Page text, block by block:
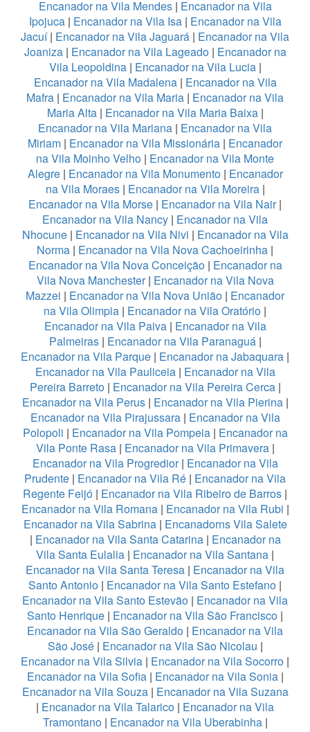
Encanador na Vila Mendes| Encanador na Vila
Ipojuca| Encanador na Vila Isa| Encanador na Vila
Jacuí| Encanador na Vila Jaguará | Encanador na Vila
Joaniza| Encanador na Vila Lageado| Encanador na
Vila Leopoldina| Encanador na Vila Lucia|
Encanador na Vila Madalena| Encanador na Vila
Mafra | Encanador na Vila Maria | Encanador na Vila
Maria Alta| Encanador na Vila Maria Baixa|
Encanador na Vila Mariana | Encanador na Vila
Miriam | Encanador na Vila Missionária | Encanador
na Vila Moinho Velho | Encanador na Vila Monte
Alegre| Encanador na Vila Monumento| Encanador
na Vila Moraes| Encanador na Vila Moreira|
Encanador na Vila Morse | Encanador na Vila Nair|
Encanador na Vila Nancy | Encanador na Vila
Nhocune| Encanador na Vila Nivi | Encanador na Vila
Norma | Encanador na Vila Nova Cachoeirinha |
Encanador na Vila Nova Conceição| Encanador na
Vila Nova Manchester| Encanador na Vila Nova
Mazzei | Encanador na Vila Nova União | Encanador
na Vila Olimpia | Encanador na Vila Oratório |
Encanador na Vila Paiva| Encanador na Vila
Palmeiras| Encanador na Vila Paranaguá|
Encanador na Vila Parque | Encanador na Jabaquara |
Encanador na Vila Pauliceia| Encanador na Vila
Pereira Barreto| Encanador na Vila Pereira Cerca|
Encanador na Vila Perus| Encanador na Vila Pierina|
Encanador na Vila Pirajussara| Encanador na Vila
Polopoli | Encanador na Vila Pompeia| Encanador na
Vila Ponte Rasa| Encanador na Vila Primavera|
Encanador na Vila Progredior| Encanador na Vila
Prudente | Encanador na Vila Ré | Encanador na Vila
Regente Feijó | Encanador na Vila Ribeiro de Barros |
Encanador na Vila Romana| Encanador na Vila Rubi |
Encanador na Vila Sabrina| Encanadorns Vila Salete
| Encanador na Vila Santa Catarina| Encanador na
Vila Santa Eulalia | Encanador na Vila Santana |
Encanador na Vila Santa Teresa | Encanador na Vila
Santo Antonio | Encanador na Vila Santo Estefano |
Encanador na Vila Santo Estevão | Encanador na Vila
Santo Henrique | Encanador na Vila São Francisco |
Encanador na Vila São Geraldo | Encanador na Vila
São José| Encanador na Vila São Nicolau |
Encanador na Vila Silvia | Encanador na Vila Socorro |
Encanador na Vila Sofia| Encanador na Vila Sonia|
Encanador na Vila Souza| Encanador na Vila Suzana
| Encanador na Vila Talarico | Encanador na Vila
Tramontano| Encanador na Vila Uberabinha|